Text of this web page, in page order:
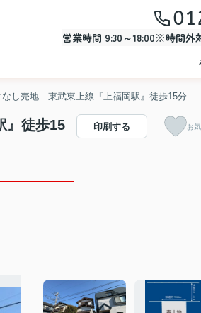
営業時間 9:30～18:00※時間外
し売地 東武東上線『上福岡駅』徒歩15分 【
』徒歩15
印刷する お